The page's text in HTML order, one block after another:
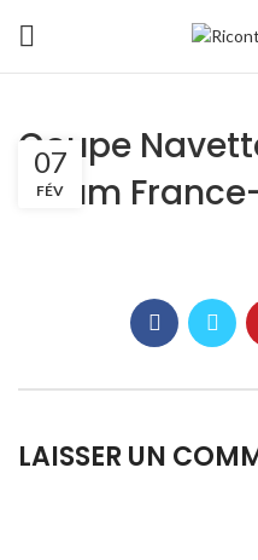
Coupe
Daum
07
FÉV
LAISSER UN